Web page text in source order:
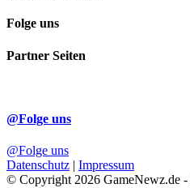
Folge uns
Partner Seiten
@Folge uns
@Folge uns
Datenschutz | Impressum
© Copyright 2026 GameNewz.de -